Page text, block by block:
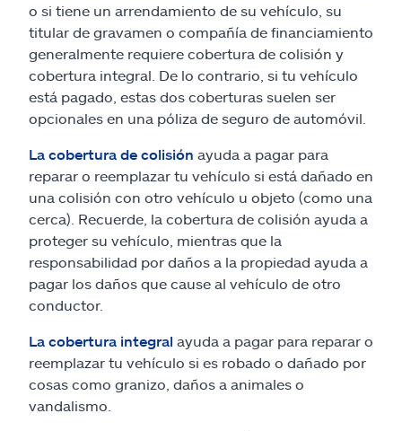
o si tiene un arrendamiento de su vehículo, su
titular de gravamen o compañía de financiamiento
generalmente requiere cobertura de colisión y
cobertura integral. De lo contrario, si tu vehículo
está pagado, estas dos coberturas suelen ser
opcionales en una póliza de seguro de automóvil.
La cobertura de colisión ayuda a pagar para
reparar o reemplazar tu vehículo si está dañado en
una colisión con otro vehículo u objeto (como una
cerca). Recuerde, la cobertura de colisión ayuda a
proteger su vehículo, mientras que la
responsabilidad por daños a la propiedad ayuda a
pagar los daños que cause al vehículo de otro
conductor.
La cobertura integral ayuda a pagar para reparar o
reemplazar tu vehículo si es robado o dañado por
cosas como granizo, daños a animales o
vandalismo.